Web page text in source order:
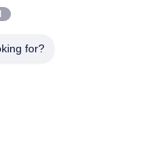
de maquillage de
la plus lisse de
for?